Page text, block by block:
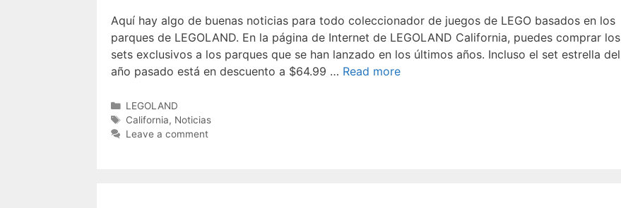
Aquí hay algo de buenas noticias para todo coleccionador de juegos de LEGO basados en los
parques de LEGOLAND. En la página de Internet de LEGOLAND California, puedes comprar los
sets exclusivos a los parques que se han lanzado en los últimos años. Incluso el set estrella del
año pasado está en descuento a $64.99 … Read more
Categories
LEGOLAND
Tags
California, Noticias
Leave a comment